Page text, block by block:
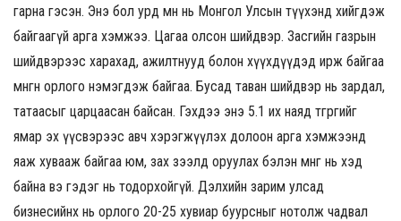
гарна гэсэн. Энэ бол урд өмнө нь Монгол Улсын түүхэнд хийгдэж
байгаагүй арга хэмжээ. Цагаа олсон шийдвэр. Засгийн газрын
шийдвэрээс харахад, ажилтнууд болон хүүхдүүдэд ирж байгаа
мөнгөн орлого нэмэгдэж байгаа. Бусад таван шийдвэр нь зардал,
татаасыг царцаасан байсан. Гэхдээ энэ 5.1 их наяд төгрөгийг
ямар эх үүсвэрээс авч хэрэгжүүлэх долоон арга хэмжээнд
яаж хувааж байгаа юм, зах зээлд оруулах бэлэн мөнгө нь хэд
байна вэ гэдэг нь тодорхойгүй. Дэлхийн зарим улсад
бизнесийнх нь орлого 20-25 хувиар буурсныг нотолж чадвал